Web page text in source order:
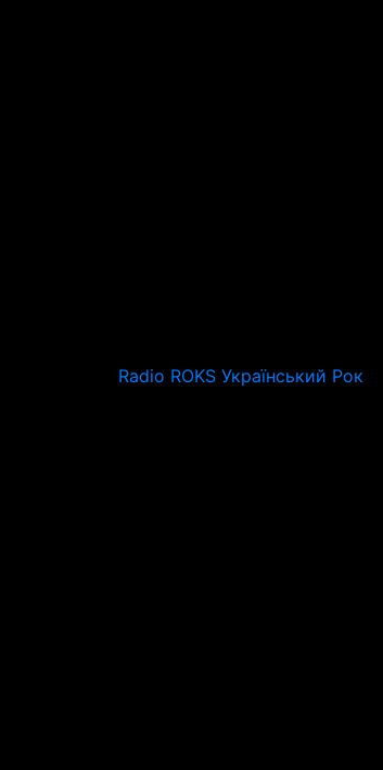
Radio ROKS Український Рок